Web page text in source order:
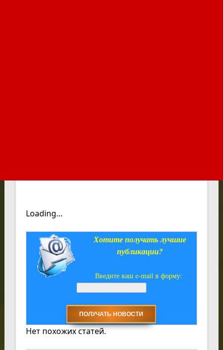
Loading…
Хотите получать лучшие
публикации?
Введите ваш e-mail в форму:
Нет похожих статей.